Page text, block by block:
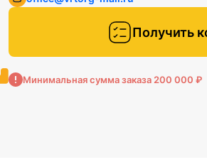
Получить
Минимальная сумма заказа 200 000 ₽